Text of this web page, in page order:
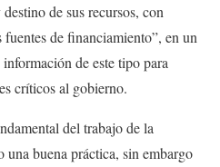
de sus recursos, con
de financiamiento”, en un
de este tipo para
críticos al gobierno.
del trabajo de la
buena práctica, sin embargo